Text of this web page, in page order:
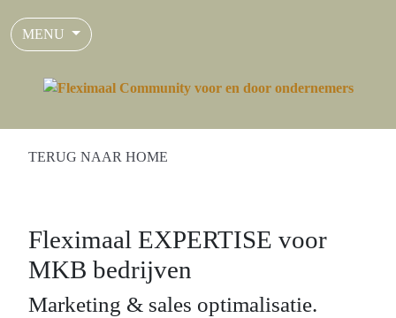
MENU
TERUG NAAR HOME
Fleximaal EXPERTISE voor
MKB bedrijven
Marketing & sales optimalisatie.